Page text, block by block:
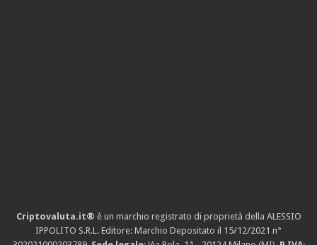
Criptovaluta.it® è un marchio registrato di proprietà della ALESSIO
IPPOLITO S.R.L. Editore: Marchio Depositato il 15/12/2021 n°